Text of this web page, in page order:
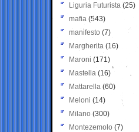
Liguria Futurista (25)
mafia (543)
manifesto (7)
Margherita (16)
Maroni (171)
Mastella (16)
Mattarella (60)
Meloni (14)
Milano (300)
Montezemolo (7)